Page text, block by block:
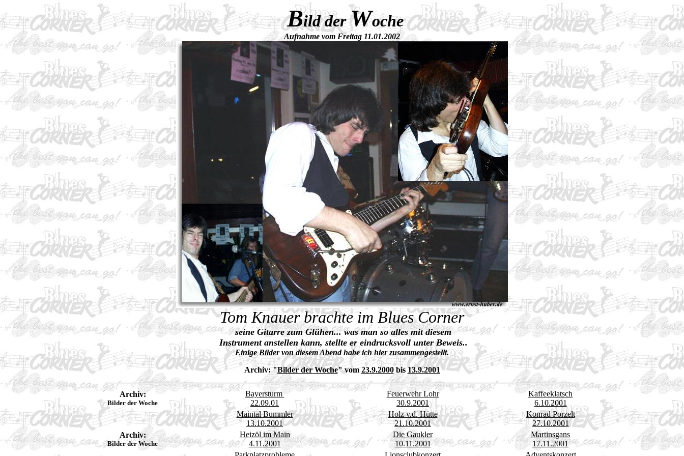
Bild derWoche
Aufnahme vom Freitag 11.01.2002
Tom Knauer brachte im Blues Corner
seine Gitarre zum Glühen... was man so alles mit diesem
Instrument anstellen kann, stellte er eindrucksvoll unter Beweis..
Einige Bildervon diesem Abend habe ichhierzusammengestellt.
Archiv:"Bilder der Woche" vom23.9.2000bis13.9.2001
Archiv:
Bilder der Woche
Bayersturm
22.09.01
Feuerwehr Lohr
30.9.2001
Kaffeeklatsch
6.10.2001
Maintal Bummler
13.10.2001
Holz v.d. Hütte
21.10.2001
Konrad Porzelt
27.10.2001
Archiv:
Bilder der Woche
Heizöl im Main
4.11.2001
Die Gaukler
10.11.2001
Martinsgans
17.11.2001